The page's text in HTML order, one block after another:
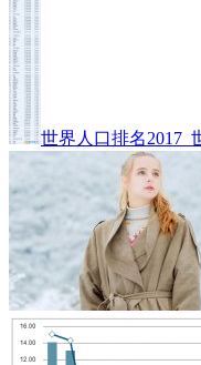
世界人口排名2017_